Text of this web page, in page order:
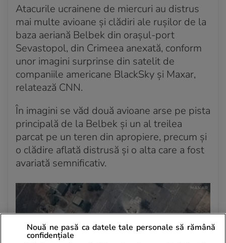
Atacurile ucrainene de miercuri au distrus
mai multe avioane și clădiri ale rușilor de la
baza aeriană Belbek din orașul-port
Sevastopol, din Crimeea anexată, conform
unor imagini surprinse din satelit de
companiile americane BlackSky și Maxar,
relatează CNN.
În imagini se văd două avioane arse pe pista
principală de la Belbek și un al treilea
parcat pe un teren din apropiere, precum și
o clădire aflată distrusă și o alta care a fost
avariată semnificativ.
Nouă ne pasă ca datele tale personale să rămână
confidențiale